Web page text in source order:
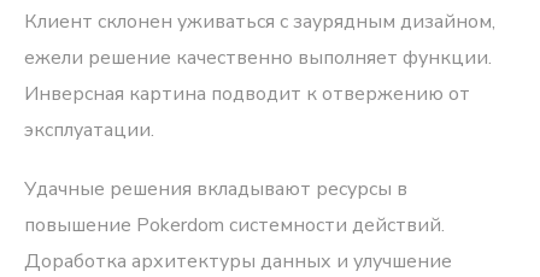
Клиент склонен уживаться с заурядным дизайном,
ежели решение качественно выполняет функции.
Инверсная картина подводит к отвержению от
эксплуатации.
Удачные решения вкладывают ресурсы в
повышение Pokerdom системности действий.
Доработка архитектуры данных и улучшение